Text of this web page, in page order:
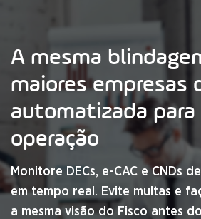
A mesma
maiores empresas
automatizada para
operação
Monitore DECs, e-CAC e CNDs
em tempo real. Evite multas e
a mesma visão do Fisco antes